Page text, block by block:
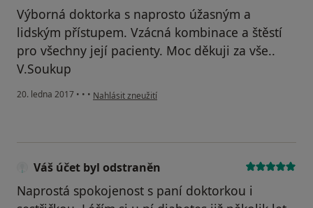
Výborná doktorka s naprosto úžasným a
lidským přístupem. Vzácná kombinace a štěstí
pro všechny její pacienty. Moc děkuji za vše..
V.Soukup
20. ledna 2017 • • • podle názoru uživatele Váš účet byl odstraněn
Nahlásit zneužití
Váš účet byl odstraněn
Naprostá spokojenost s paní doktorkou i